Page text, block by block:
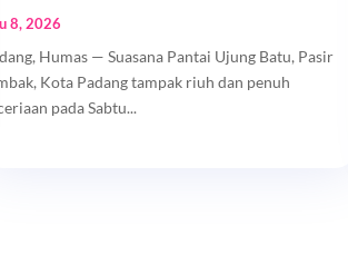
8, 2026
Humas — Suasana Pantai Ujung Batu, Pasir
Kota Padang tampak riuh dan penuh
pada Sabtu...